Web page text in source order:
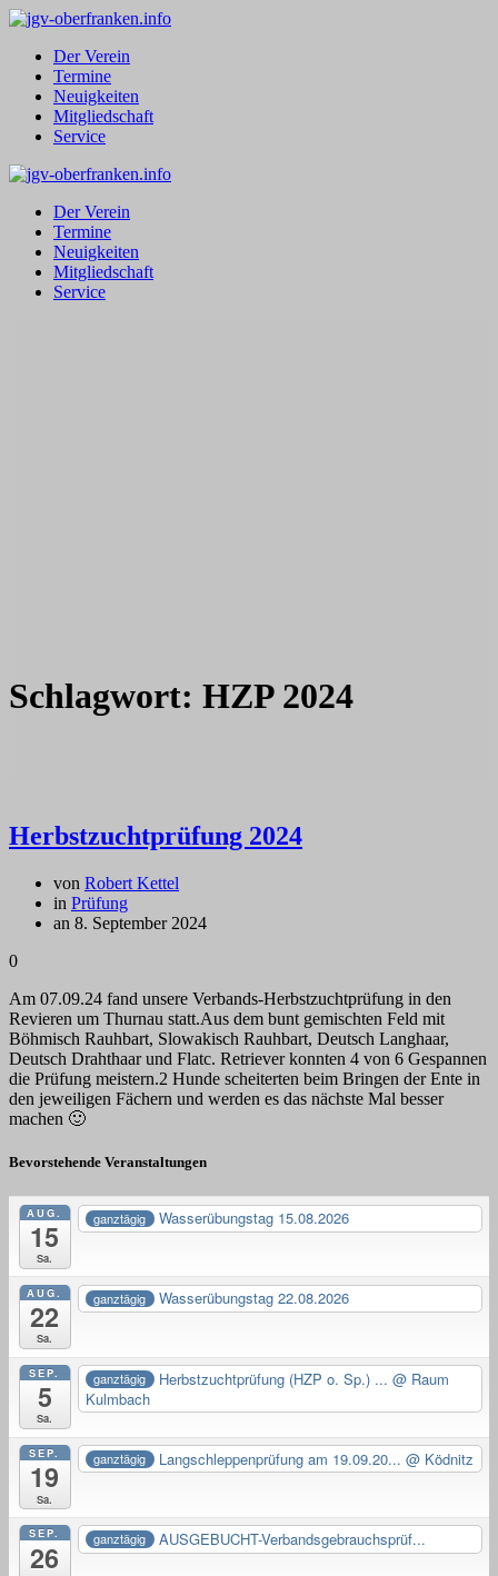
Zum
springenDer Verein
Termine
Neuigkeiten
Mitgliedschaft
Service
Der Verein
Termine
Neuigkeiten
Mitgliedschaft
Service
Schlagwort: HZP 2024
Herbstzuchtprüfung 2024
von Robert Kettel
in Prüfung
an 8. September 2024
0
Am 07.09.24 fand unsere Verbands-Herbstzuchtprüfung in den
Revieren um Thurnau statt.Aus dem bunt gemischten Feld mit
Böhmisch Rauhbart, Slowakisch Rauhbart, Deutsch Langhaar,
Deutsch Drahthaar und Flatc. Retriever konnten 4 von 6 Gespannen
die Prüfung meistern.2 Hunde scheiterten beim Bringen der Ente in
den jeweiligen Fächern und werden es das nächste Mal besser
machen 🙂
Bevorstehende Veranstaltungen
AUG.
15
Sa.
ganztägig Wasserübungstag 15.08.2026
AUG.
22
Sa.
ganztägig Wasserübungstag 22.08.2026
SEP.
5
Sa.
ganztägig Herbstzuchtprüfung (HZP o. Sp.) ...@ Raum
Kulmbach
SEP.
19
Sa.
ganztägig Langschleppenprüfung am 19.09.20...@ Ködnitz
SEP.
26
ganztägig AUSGEBUCHT-Verbandsgebrauchsprüf...